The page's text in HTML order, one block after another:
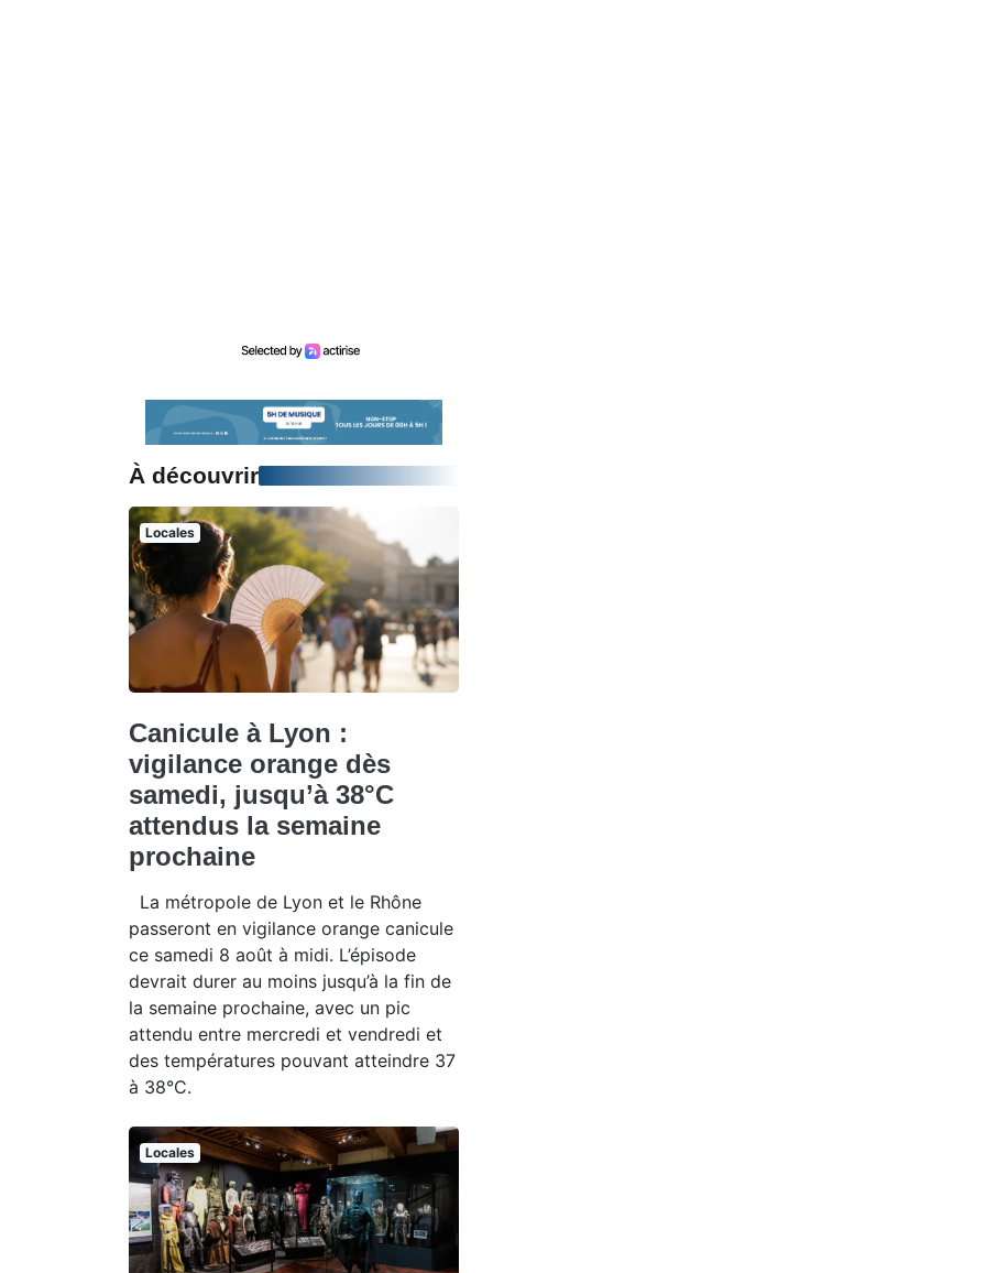
À découvrir
Locales
Canicule à Lyon :
vigilance orange dès
samedi, jusqu’à 38°C
attendus la semaine
prochaine
La métropole de Lyon et le Rhône
passeront en vigilance orange canicule
ce samedi 8 août à midi. L’épisode
devrait durer au moins jusqu’à la fin de
la semaine prochaine, avec un pic
attendu entre mercredi et vendredi et
des températures pouvant atteindre 37
à 38°C.
Locales